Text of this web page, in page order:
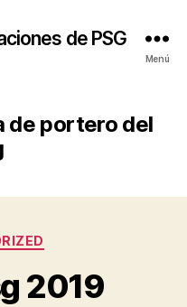
de PSG
Menú
de portero del
2019